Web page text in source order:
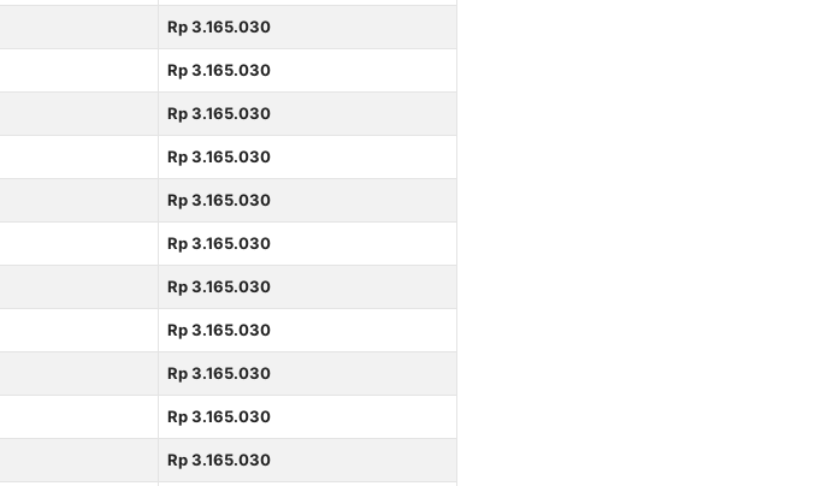
Rp 3.165.030
Rp 3.165.030
Rp 3.165.030
Rp 3.165.030
Rp 3.165.030
Rp 3.165.030
Rp 3.165.030
Rp 3.165.030
Rp 3.165.030
Rp 3.165.030
Rp 3.165.030